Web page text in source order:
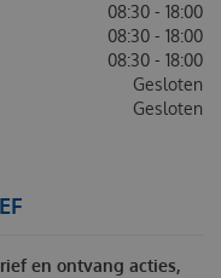
08:30 - 18:00
08:30 - 18:00
08:30 - 18:00
Gesloten
Gesloten
en ontvang acties,